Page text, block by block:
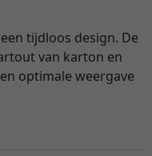
tijdloos design. De
van karton en
optimale weergave